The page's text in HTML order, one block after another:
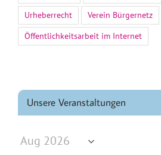
Unsere Veranstaltungen
Urheberrecht
Verein Bürgernetz
Öffentlichkeitsarbeit im Internet